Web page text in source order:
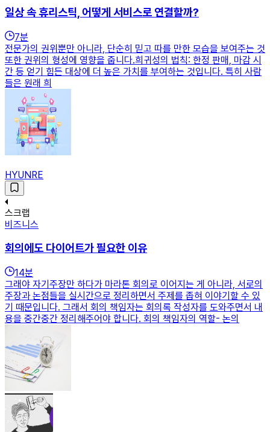
일상 속 휴리스틱, 어떻게 서비스로 연결할까?
7분
전문가의 권위뿐만 아니라, 단순히 믿고 따를 만한 모습을 보여주는 것
또한 권위의 형성에 영향을 줍니다.희귀성의 법칙: 한정 판매, 마감 시
간 등 얻기 힘든 대상에 더 높은 가치를 부여하는 것입니다. 특히 사람
들은 원래 희
HYUNRE
스크랩
비즈니스
회의에도 다이어트가 필요한 이유
14분
그래야 자기주장만 하다가 마라톤 회의로 이어지는 게 아니라, 서로의
주장과 논점들을 실시간으로 정리하면서 주제를 좁혀 이야기할 수 있
기 때문입니다. 그래서 회의 책임자는 회의록 작성자를 도와주면서 내
용을 중간중간 정리해주어야 합니다. 회의 책임자의 역할- 논의